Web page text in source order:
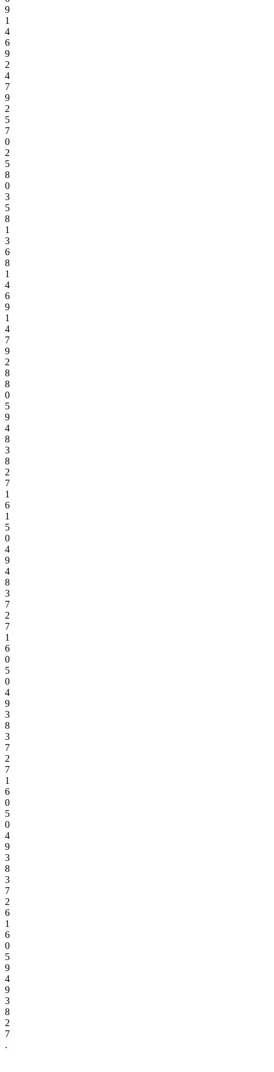
9
1
4
6
9
2
4
7
9
2
5
7
0
2
5
8
0
3
5
8
1
3
6
8
1
4
6
9
1
4
7
9
2
8
8
0
5
9
4
8
3
8
2
7
1
6
1
5
0
4
9
4
8
3
7
2
7
1
6
0
5
0
4
9
3
8
3
7
2
7
1
6
0
5
0
4
9
3
8
3
7
2
6
1
6
0
5
9
4
9
3
8
2
7
.